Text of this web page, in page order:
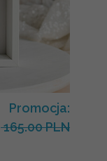
Promocja:
165.00 PLN